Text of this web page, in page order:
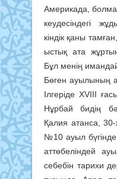
Америкада,
кеудесіндегі
кіндік қаны
ыстық ата
Бұл менің
Бөген ауылының
Ілгеріде XVІІІ
Нұрбай бидің
Қалия атанса,
№10 ауыл бүгінде
аттөбеліндей
себебін тарихи